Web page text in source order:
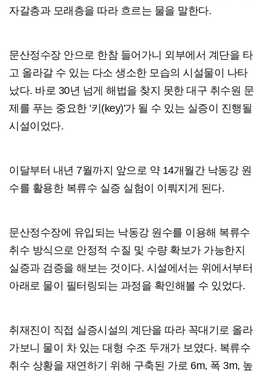
자갈층과 모래층을 따라 흐르는 물을 말한다.
문산정수장 안으로 한참 들어가니 외부에서 계단을 타
고 올라갈 수 있는 다소 생소한 모습의 시설물이 나타
났다. 바로 30년 넘게 해법을 찾지 못한 대구 취수원 문
제를 푸는 중요한 '키(key)'가 될 수 있는 실증이 진행될
시설이었다.
이달부터 내년 7월까지 앞으로 약 14개월간 낙동강 원
수를 활용한 복류수 실증 실험이 이뤄지게 된다.
문산정수장에 유입되는 낙동강 원수를 이용해 복류수
취수 방식으로 안정적 수질 및 수량 확보가 가능한지
실증과 검증을 해보는 것이다. 시설에서는 위에서부터
아래로 물이 필터링되는 과정을 확인해볼 수 있었다.
취재진이 직접 실증시설의 계단을 따라 꼭대기로 올라
가보니 물이 차 있는 대형 수조 두개가 보였다. 복류수
취수 상황을 재연하기 위해 구축된 가로 6m, 폭 3m, 높